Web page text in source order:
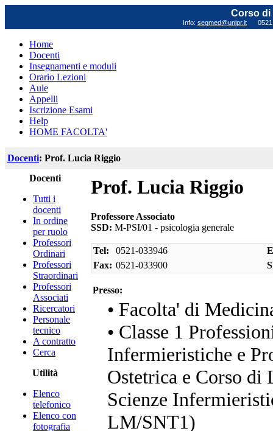
Corso di
Info: segmed@unipr.it
Home
Docenti
Insegnamenti e moduli
Orario Lezioni
Aule
Appelli
Iscrizione Esami
Help
HOME FACOLTA'
Docenti: Prof. Lucia Riggio
Docenti
Tutti i
docenti
In ordine
per ruolo
Professori
Ordinari
Professori
Straordinari
Professori
Associati
Ricercatori
Personale
tecnico
A contratto
Cerca
Utilità
Elenco
telefonico
Elenco con
fotografia
Prof. Lucia Riggio
Professore Associato
SSD: M-PSI/01 - psicologia generale
Tel: 0521-033946
Fax: 0521-033900
Presso:
• Facolta' di
• Classe 1
Infermieristiche e
Ostetrica e Corso di
Scienze
LM/SNT1)